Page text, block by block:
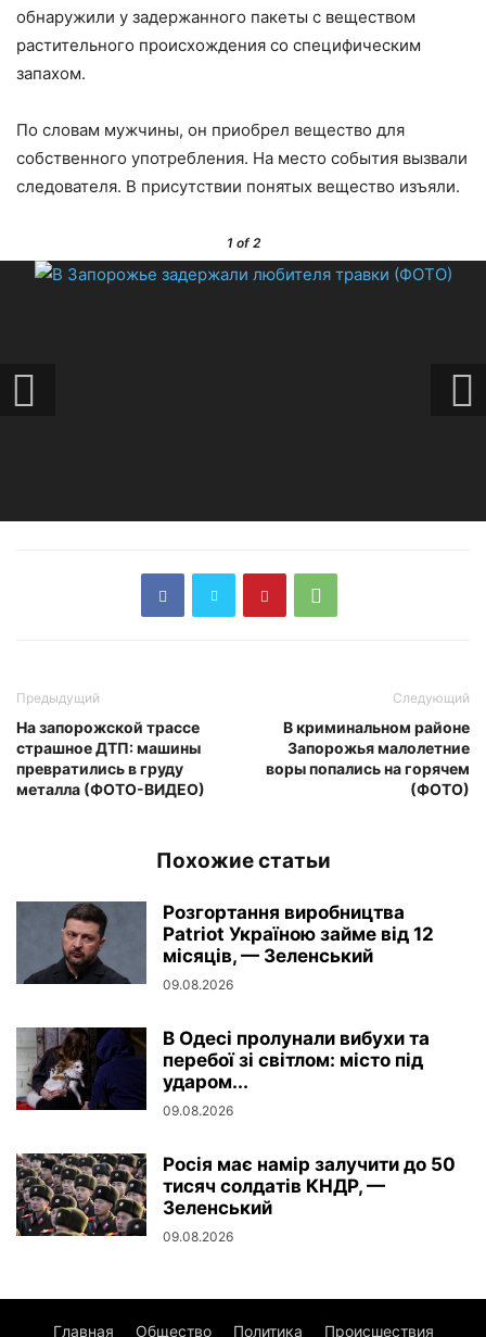
обнаружили у задержанного пакеты с веществом
растительного происхождения со специфическим
запахом.
По словам мужчины, он приобрел вещество для
собственного употребления. На место события вызвали
следователя. В присутствии понятых вещество изъяли.
1of 2
Предыдущий
На запорожской трассе
страшное ДТП: машины
превратились в груду
металла (ФОТО-ВИДЕО)
Следующий
В криминальном районе
Запорожья малолетние
воры попались на горячем
(ФОТО)
Похожие статьи
Розгортання виробництва
Patriot Україною займе від 12
місяців, — Зеленський
09.08.2026
В Одесі пролунали вибухи та
перебої зі світлом: місто під
ударом...
09.08.2026
Росія має намір залучити до 50
тисяч солдатів КНДР, —
Зеленський
09.08.2026
Главная Общество Политика Происшествия